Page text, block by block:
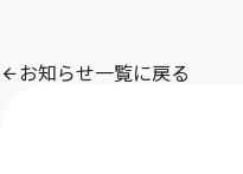
お知らせ一覧に戻る